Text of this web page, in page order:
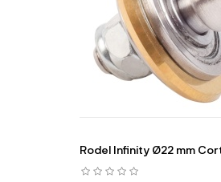
Rodel Infinity Ø22 mm